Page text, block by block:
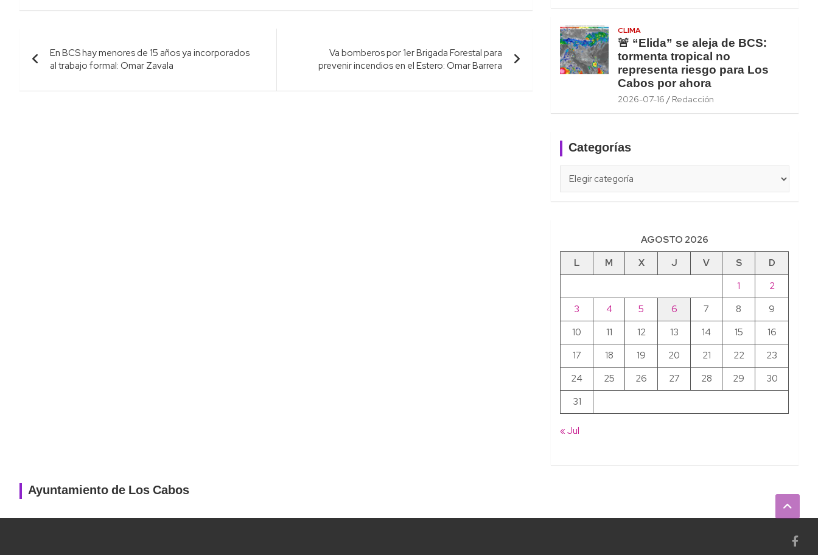
Navegación
de
entradas
En BCS hay menores de 15 años ya incorporados
al trabajo formal: Omar Zavala
Va bomberos por 1er Brigada Forestal para
prevenir incendios en el Estero: Omar Barrera
CLIMA
🚨 “Elida” se aleja de BCS:
tormenta tropical no
representa riesgo para Los
Cabos por ahora
2026-07-16 Redacción
Categorías
AGOSTO 2026
L
M X J V S
D
1
2
3
4 5 6 7 8
9
10
11 12 13 14 15
16
17
18 19 20 21 22
23
24
25 26 27 28 29
30
31
« Jul
Ayuntamiento de Los Cabos